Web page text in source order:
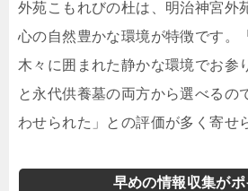
外苑こもれびの杜は、明治神宮外
心の自然豊かな環境が特徴です。
木々に囲まれた静かな環境でお参
と永代供養墓の両方から選べるの
わせられた」との評価が多く寄せ
早めの情報収集がポ